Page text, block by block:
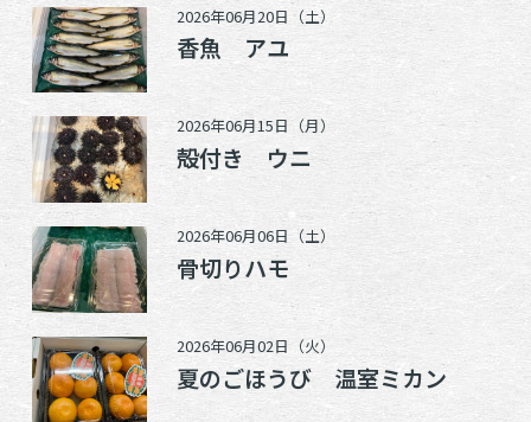
2026年06月20日（土）
香魚 アユ
2026年06月15日（月）
殻付き ウニ
2026年06月06日（土）
骨切りハモ
2026年06月02日（火）
夏のごほうび 温室ミカン